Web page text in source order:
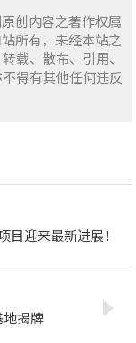
创内容之著作权属
所有，未经本站之
载、散布、引用、
得有其他任何违反
迎来最新进展！
揭牌